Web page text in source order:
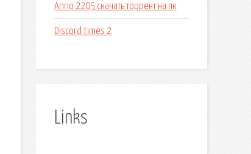
Anno 2205 скачать торрент на пк
Discord times 2
Links